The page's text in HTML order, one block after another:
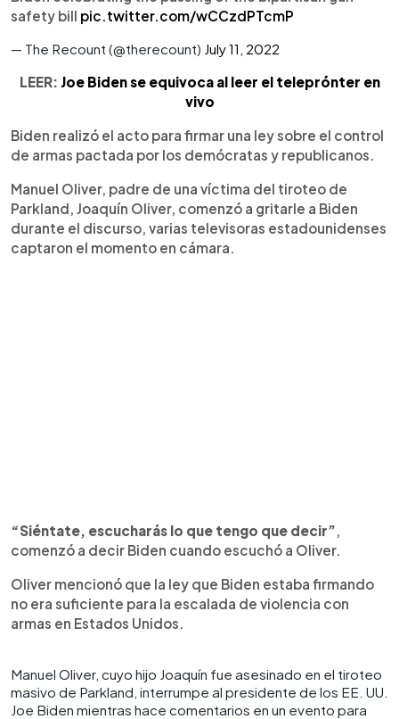
safety bill pic.twitter.com/wCCzdPTcmP
— The Recount (@therecount) July 11, 2022
LEER: Joe Biden se equivoca al leer el teleprónter en
vivo
Biden realizó el acto para firmar una ley sobre el control
de armas pactada por los demócratas y republicanos.
Manuel Oliver, padre de una víctima del tiroteo de
Parkland, Joaquín Oliver, comenzó a gritarle a Biden
durante el discurso, varias televisoras estadounidenses
captaron el momento en cámara.
“Siéntate, escucharás lo que tengo que decir”,
comenzó a decir Biden cuando escuchó a Oliver.
Oliver mencionó que la ley que Biden estaba firmando
no era suficiente para la escalada de violencia con
armas en Estados Unidos.
Manuel Oliver, cuyo hijo Joaquín fue asesinado en el tiroteo
masivo de Parkland, interrumpe al presidente de los EE. UU.
Joe Biden mientras hace comentarios en un evento para